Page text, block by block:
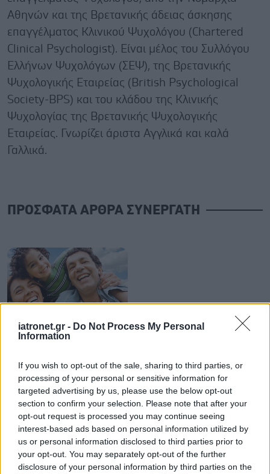
iatronet.gr - Do Not Process My Personal
Information
If you wish to opt-out of the sale, sharing to third parties, or
processing of your personal or sensitive information for
targeted advertising by us, please use the below opt-out
section to confirm your selection. Please note that after your
opt-out request is processed you may continue seeing
interest-based ads based on personal information utilized by
us or personal information disclosed to third parties prior to
your opt-out. You may separately opt-out of the further
disclosure of your personal information by third parties on the
Αθηνών και της Βρετανικής άδειας άσκησης
επαγγέλματος Κλινικού Ψυχολόγου (Chartered
Clinical Psychologist). Είναι μέλος του Συλλόγου
Ελλήνων Ψυχολόγων (ΣΕΨ), της Βρετανικής
Ψυχολογικής Εταιρείας (British Psychological
Society-BPS) και του κλάδου της Κλινικής
Ψυχολογίας της Βρετανικής Ψυχολογικής
Εταιρείας. Γνωρίζει άριστα Αγγλικά και καλά
Γαλλικά.
ΠΡΟΣΦΑΤΑ ΑΡΘΡΑ ΣΥΝΕΡΓΑΤΗ
Παρασκευή, 24 Απριλίου 2009
Προσθέστε το iatronet.gr στο Discover